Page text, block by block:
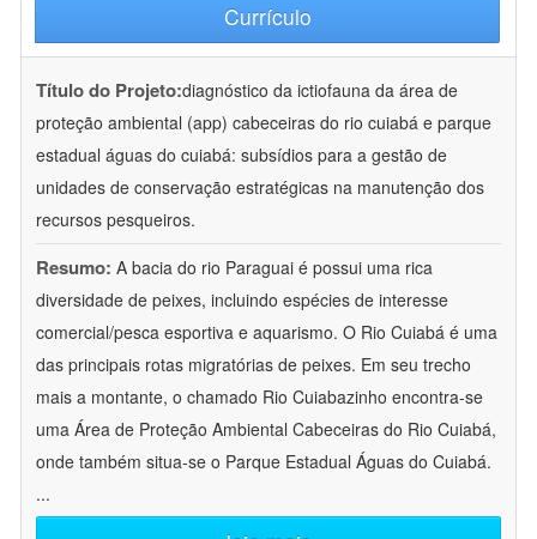
Currículo
Título do Projeto:diagnóstico da ictiofauna da área de
proteção ambiental (app) cabeceiras do rio cuiabá e parque
estadual águas do cuiabá: subsídios para a gestão de
unidades de conservação estratégicas na manutenção dos
recursos pesqueiros.
Resumo: A bacia do rio Paraguai é possui uma rica
diversidade de peixes, incluindo espécies de interesse
comercial/pesca esportiva e aquarismo. O Rio Cuiabá é uma
das principais rotas migratórias de peixes. Em seu trecho
mais a montante, o chamado Rio Cuiabazinho encontra-se
uma Área de Proteção Ambiental Cabeceiras do Rio Cuiabá,
onde também situa-se o Parque Estadual Águas do Cuiabá.
...